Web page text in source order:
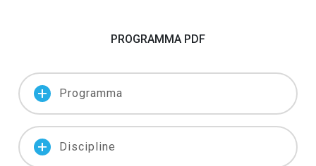
PROGRAMMA PDF
add Programma
add Discipline